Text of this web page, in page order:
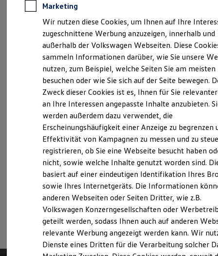
Anpfiff zum Gewinn
Elektroautos
ID. Tutorials
Elektrofahrzeugkonzepte
Reichweite
Reichweite der ID. Modelle
Reichweite im Winter
Laden
Laden unterwegs
Laden Zuhause
Ladezeitensimulator
Batterie
Sicherheit
Garantie und Lebensdauer
Nachhaltigkeit
Technologie
Kosten und Kauf
Verbrauchskosten
Kaufoptionen
E-Auto-Förderung
Software und Konnektivität
Die ID. Software 6
ID. Software Versionen und Updates
Digitale Extras
Schnittstellen zu Ihrem ID.
Probefahrt vereinbaren
Fahrzeugangebot anfordern
Servicetermin buchen
Serviceanfrage stellen
Marketing
Wir nutzen diese Cookies, um Ihnen auf Ihre
zugeschnittene Werbung anzuzeigen, innerhalb und
außerhalb der Volkswagen Webseiten. Diese
sammeln Informationen darüber, wie Sie unsere
nutzen, zum Beispiel, welche Seiten Sie am meisten
besuchen oder wie Sie sich auf der Seite bewegen.
Zweck dieser Cookies ist es, Ihnen für Sie
an Ihre Interessen angepasste Inhalte anzubieten.
werden außerdem dazu verwendet, die
Erscheinungshäufigkeit einer Anzeige zu begrenzen
Effektivität von Kampagnen zu messen und zu
registrieren, ob Sie eine Webseite besucht haben
nicht, sowie welche Inhalte genutzt worden sind.
basiert auf einer eindeutigen Identifikation Ihres
sowie Ihres Internetgeräts. Die Informationen
anderen Webseiten oder Seiten Dritter, wie z.B.
Volkswagen Konzerngesellschaften oder
geteilt werden, sodass Ihnen auch auf anderen
relevante Werbung angezeigt werden kann. Wir
Dienste eines Dritten für die Verarbeitung solcher